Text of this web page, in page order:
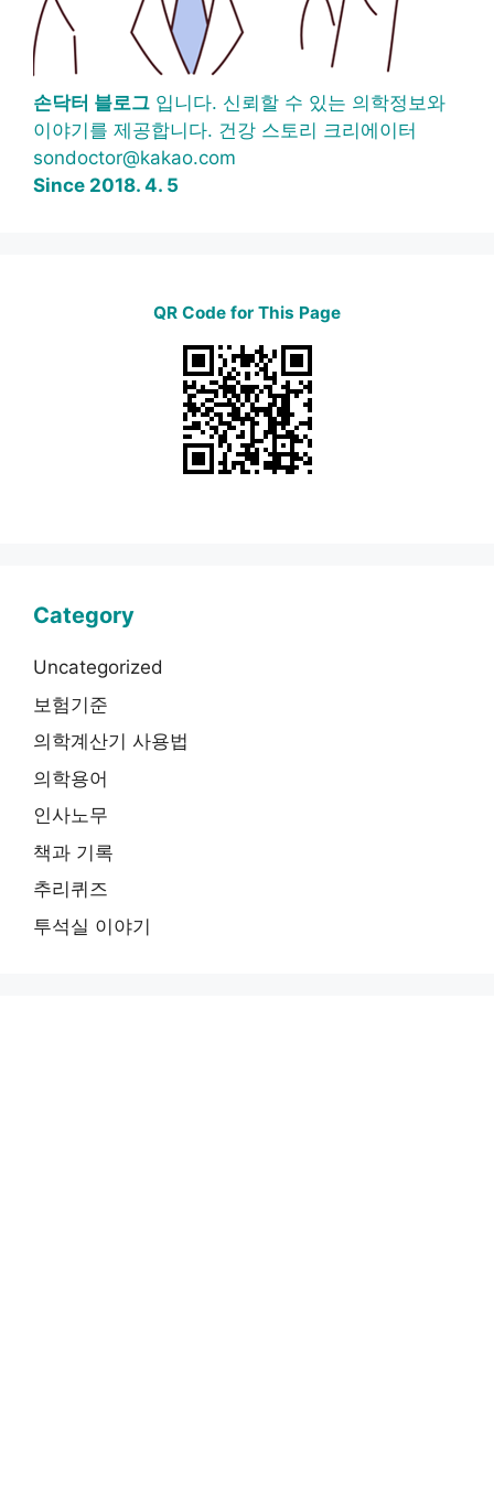
손닥터 블로그 입니다. 신뢰할 수 있는 의학정보와
이야기를 제공합니다. 건강 스토리 크리에이터
sondoctor@kakao.com
Since 2018. 4. 5
QR Code for This Page
Category
Uncategorized
보험기준
의학계산기 사용법
의학용어
인사노무
책과 기록
추리퀴즈
투석실 이야기